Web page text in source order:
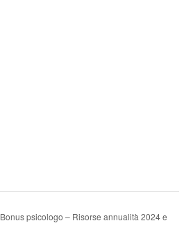
Bonus psicologo – Risorse annualità 2024 e